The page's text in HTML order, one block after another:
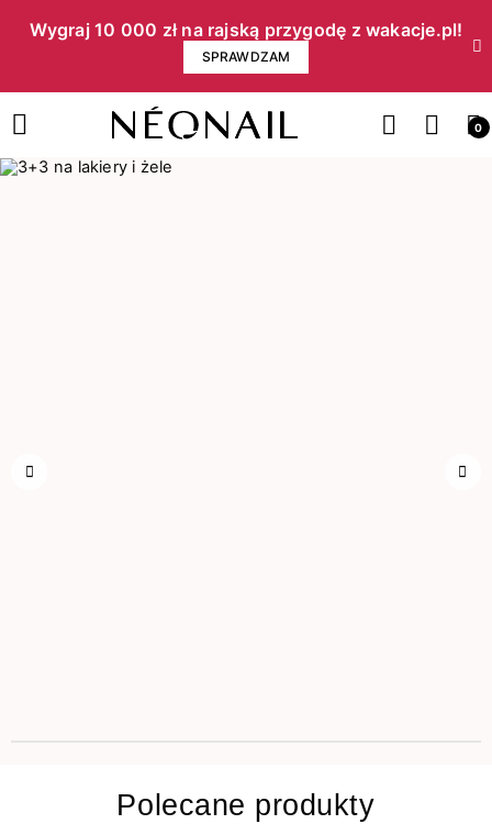
Wygraj 10 000 zł na rajską przygodę z wakacje.pl!​
SPRAWDZAM
0
Polecane produkty